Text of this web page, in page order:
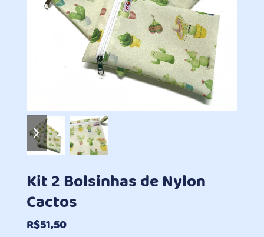
previous
slide
next
slide
Kit 2 Bolsinhas de Nylon
Cactos
R$51,50